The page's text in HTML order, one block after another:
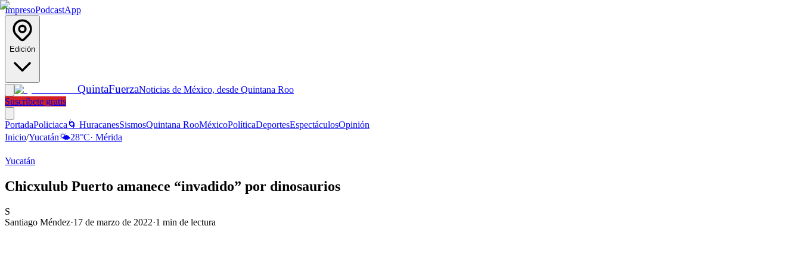
ImpresoPodcastApp
Edición
QuintaFuerzaNoticias de México, desde Quintana Roo
Suscríbete gratis
PortadaPoliciaca 🌀 HuracanesSismosQuintana RooMéxicoPolíticaDeportesEspectáculosOpinión
Inicio/Yucatán🌤️28°C· Mérida
Yucatán
Chicxulub Puerto amanece “invadido” por dinosaurios
S
Santiago Méndez·17 de marzo de 2022·1 min de lectura